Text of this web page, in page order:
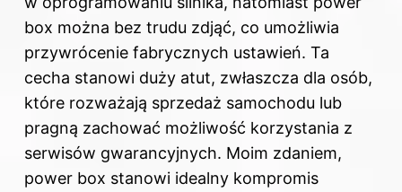
box można bez trudu zdjąć, co umożliwia
przywrócenie fabrycznych ustawień. Ta
cecha stanowi duży atut, zwłaszcza dla osób,
które rozważają sprzedaż samochodu lub
pragną zachować możliwość korzystania z
serwisów gwarancyjnych. Moim zdaniem,
power box stanowi idealny kompromis